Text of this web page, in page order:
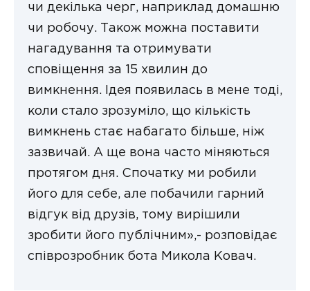
чи декілька черг, наприклад домашню
чи робочу. Також можна поставити
нагадування та отримувати
сповіщення за 15 хвилин до
вимкнення. Ідея появилась в мене тоді,
коли стало зрозуміло, що кількість
вимкнень стає набагато більше, ніж
зазвичай. А ще вона часто міняються
протягом дня. Спочатку ми робили
його для себе, але побачили гарний
відгук від друзів, тому вирішили
зробити його публічним»,- розповідає
співрозробник бота Микола Ковач.